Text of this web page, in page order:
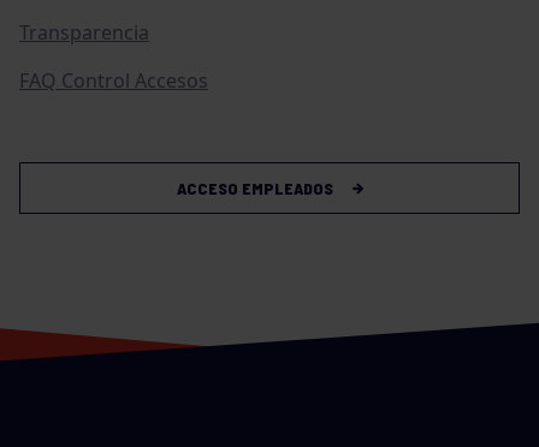
Transparencia
FAQ Control Accesos
ACCESO EMPLEADOS